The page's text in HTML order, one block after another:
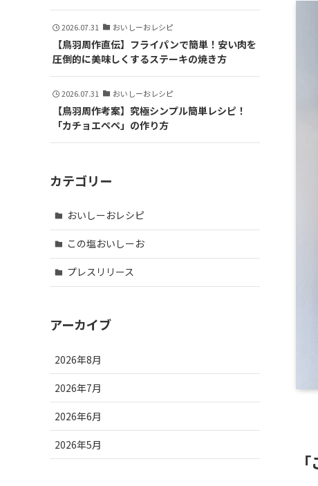
2026.07.31 おいしーおレシピ
【鳥羽周作直伝】フライパンで簡単！安い肉を
圧倒的に美味しくするステーキの焼き方
2026.07.31 おいしーおレシピ
【鳥羽周作考案】究極シンプル簡単レシピ！
「カチョエペペ」の作り方
カテゴリー
おいしーおレシピ
この塩おいしーお
プレスリリース
アーカイブ
2026年8月
2026年7月
2026年6月
2026年5月